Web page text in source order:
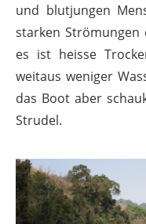
und blutjungen
starken Strömungen
es ist heisse
weitaus weniger
das Boot aber
Strudel.